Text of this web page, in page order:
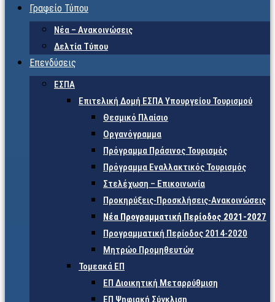
Γραφείο Τύπου
Νέα – Ανακοινώσεις
Δελτία Τύπου
Επενδύσεις
ΕΣΠΑ
Επιτελική Δομή ΕΣΠΑ Υπουργείου Τουρισμού
Θεσμικό Πλαίσιο
Οργανόγραμμα
Πρόγραμμα Πράσινος Τουρισμός
Πρόγραμμα Εναλλακτικός Τουρισμός
Στελέχωση – Επικοινωνία
Προκηρύξεις-Προσκλήσεις-Ανακοινώσεις
Νέα Προγραμματική Περίοδος 2021-2027
Προγραμματική Περίοδος 2014-2020
Μητρώο Προμηθευτών
Τομεακά ΕΠ
ΕΠ Διοικητική Μεταρρύθμιση
ΕΠ Ψηφιακή Σύγκλιση